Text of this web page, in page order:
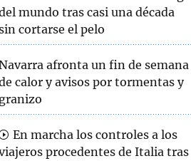
mundo tras casi una década
cortarse el pelo
afronta un fin de semana
calor y avisos por tormentas y
granizo
En marcha los controles a los
procedentes de Italia tras